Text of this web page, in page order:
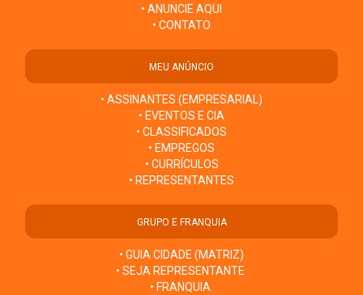
• ANUNCIE AQUI
• CONTATO
MEU ANÚNCIO
• ASSINANTES (EMPRESARIAL)
• EVENTOS E CIA
• CLASSIFICADOS
• EMPREGOS
• CURRÍCULOS
• REPRESENTANTES
GRUPO E FRANQUIA
• GUIA CIDADE (MATRIZ)
• SEJA REPRESENTANTE
• FRANQUIA